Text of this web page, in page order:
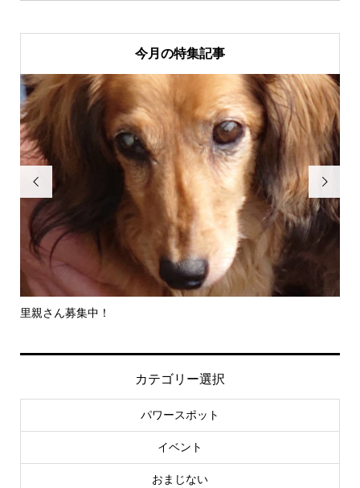
今月の特集記事

里親さん募集中！

カテゴリー選択
パワースポット
イベント
おまじない